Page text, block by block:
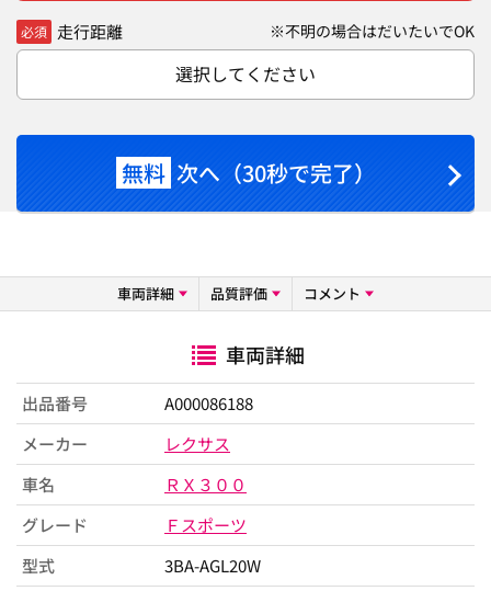
必須 走行距離 ※不明の場合はだいたいでOK
選択してください
無料 次へ（30秒で完了）
車両詳細 品質評価 コメント
車両詳細
出品番号
A000086188
メーカー
レクサス
車名
ＲＸ３００
グレード
Ｆスポーツ
型式
3BA-AGL20W